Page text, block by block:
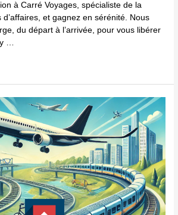
à Carré Voyages, spécialiste de la
et gagnez en sérénité. Nous
du départ à l’arrivée, pour vous libérer
y …